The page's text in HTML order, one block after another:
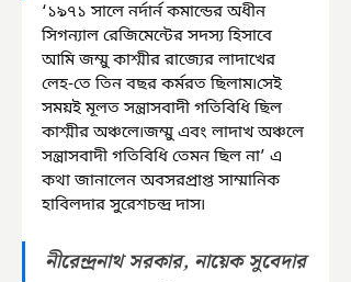
‘১৯৭১ সালে নর্দার্ন কমান্ডের অধীন
সিগন্যাল রেজিমেন্টের সদস্য হিসাবে
আমি জম্মু কাশ্মীর রাজ্যের লাদাখের
লেহ-তে তিন বছর কর্মরত ছিলাম৷সেই
সময়ই মূলত সন্ত্রাসবাদী গতিবিধি ছিল
কাশ্মীর অঞ্চলে৷জম্মু এবং লাদাখ অঞ্চলে
সন্ত্রাসবাদী গতিবিধি তেমন ছিল না’ এ
কথা জানালেন অবসরপ্রাপ্ত সাম্মানিক
হাবিলদার সুরেশচন্দ্র দাস৷
নীরেন্দ্রনাথ সরকার, নায়েক সুবেদার